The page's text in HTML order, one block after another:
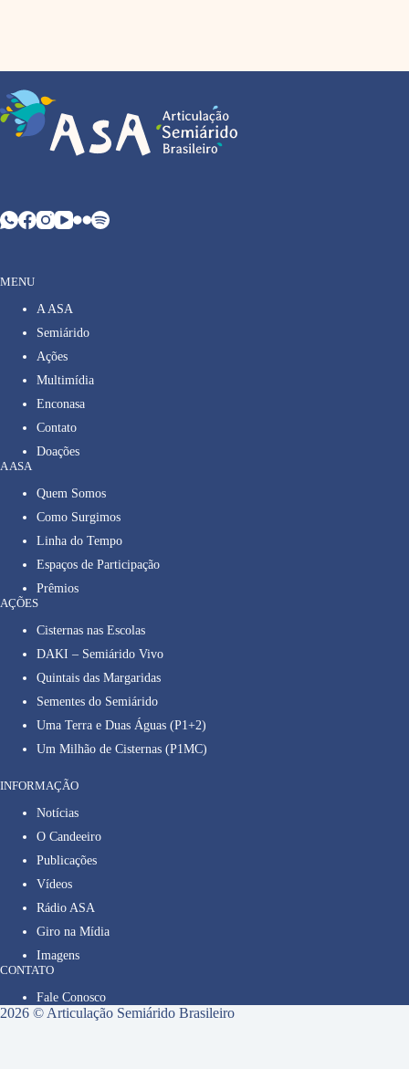
MENU
A ASA
Semiárido
Ações
Multimídia
Enconasa
Contato
Doações
A ASA
Quem Somos
Como Surgimos
Linha do Tempo
Espaços de Participação
Prêmios
AÇÕES
Cisternas nas Escolas
DAKI – Semiárido Vivo
Quintais das Margaridas
Sementes do Semiárido
Uma Terra e Duas Águas (P1+2)
Um Milhão de Cisternas (P1MC)
INFORMAÇÃO
Notícias
O Candeeiro
Publicações
Vídeos
Rádio ASA
Giro na Mídia
Imagens
CONTATO
Fale Conosco
2026 © Articulação Semiárido Brasileiro